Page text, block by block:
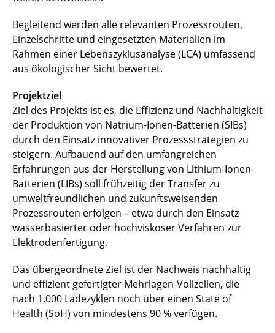
Begleitend werden alle relevanten Prozessrouten,
Einzelschritte und eingesetzten Materialien im
Rahmen einer Lebenszyklusanalyse (LCA) umfassend
aus ökologischer Sicht bewertet.
Projektziel
Ziel des Projekts ist es, die Effizienz und Nachhaltigkeit
der Produktion von Natrium-Ionen-Batterien (SIBs)
durch den Einsatz innovativer Prozessstrategien zu
steigern. Aufbauend auf den umfangreichen
Erfahrungen aus der Herstellung von Lithium-Ionen-
Batterien (LIBs) soll frühzeitig der Transfer zu
umweltfreundlichen und zukunftsweisenden
Prozessrouten erfolgen – etwa durch den Einsatz
wasserbasierter oder hochviskoser Verfahren zur
Elektrodenfertigung.
Das übergeordnete Ziel ist der Nachweis nachhaltig
und effizient gefertigter Mehrlagen-Vollzellen, die
nach 1.000 Ladezyklen noch über einen State of
Health (SoH) von mindestens 90 % verfügen.